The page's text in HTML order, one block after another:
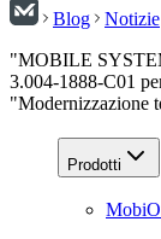
Blog
Notizie
"MOBILE
3.004-1888-C01
"Modernizzazione
Prodotti